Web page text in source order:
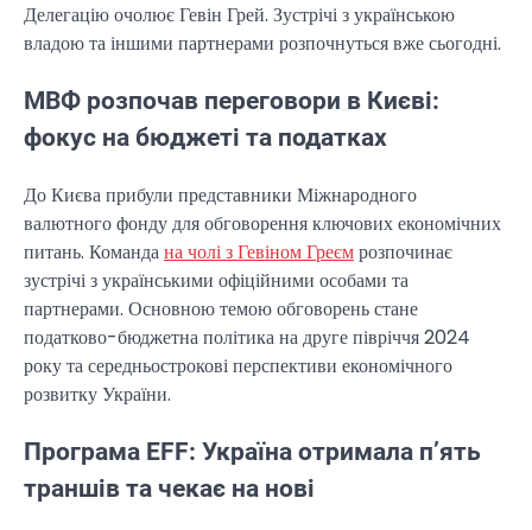
Делегацію очолює Гевін Грей. Зустрічі з українською
владою та іншими партнерами розпочнуться вже сьогодні.
МВФ розпочав переговори в Києві:
фокус на бюджеті та податках
До Києва прибули представники Міжнародного
валютного фонду для обговорення ключових економічних
питань. Командана чолі з Гевіном Греємрозпочинає
зустрічі з українськими офіційними особами та
партнерами. Основною темою обговорень стане
податково-бюджетна політика на друге півріччя 2024
року та середньострокові перспективи економічного
розвитку України.
Програма EFF: Україна отримала п’ять
траншів та чекає на нові